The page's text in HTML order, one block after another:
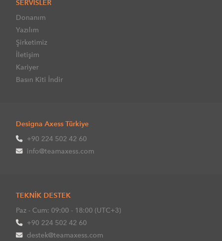
SERVİSLER
Donanım
Yazılım
Şirketimiz
İletişim
Kariyer
Basın Kiti İndir
Designa Axess Türkiye
+90 224 502 42 60
info@teamaxess.com
TEKNİK DESTEK
Paz - Cum: 09:00 - 18:00 (UTC+3)
+90 224 502 42 60
destek@teamaxess.com